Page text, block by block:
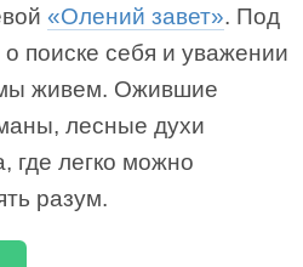
«Олений завет». Под
поиске себя и уважении
живем. Ожившие
лесные духи
где легко можно
разум.